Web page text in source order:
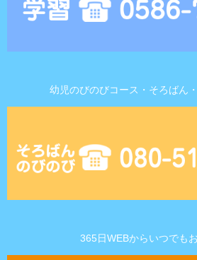
幼児のびのびコース・そろばん
365日WEBからいつでも